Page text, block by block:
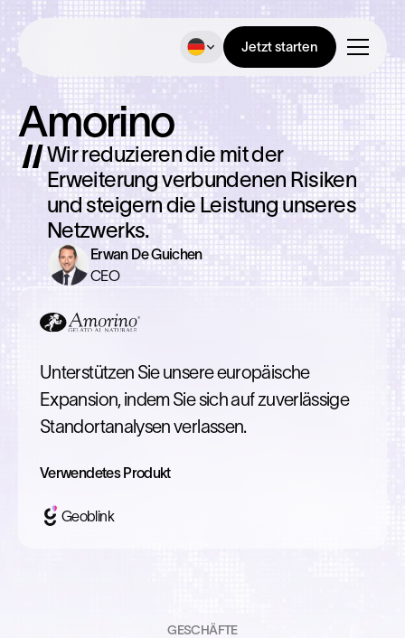
Jetzt starten
Amorino
Wir reduzieren die mit der
Erweiterung verbundenen Risiken
und steigern die Leistung unseres
Netzwerks.
Erwan De Guichen
CEO
Unterstützen Sie unsere europäische
Expansion, indem Sie sich auf zuverlässige
Standortanalysen verlassen.
Verwendetes Produkt
Geoblink
GESCHÄFTE